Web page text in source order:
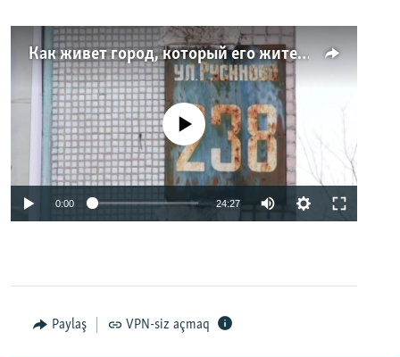
Как живет город, который его жители никогда не видели. Неизвестная Россия
No media source currently available
0:00 24:27
Paylaş VPN-siz açmaq